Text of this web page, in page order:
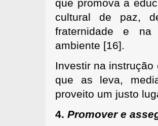
que promova a
cultural de paz,
fraternidade e
ambiente [16].
Investir na
que as leva,
proveito um justo
4. Promover e